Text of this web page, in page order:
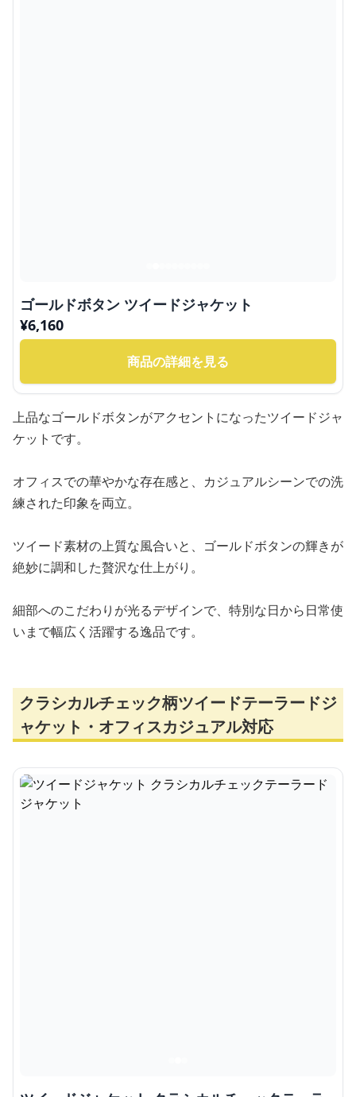
ゴールドボタン ツイードジャケット
¥6,160
商品の詳細を見る
上品なゴールドボタンがアクセントになったツイードジャ
ケットです。
オフィスでの華やかな存在感と、カジュアルシーンでの洗
練された印象を両立。
ツイード素材の上質な風合いと、ゴールドボタンの輝きが
絶妙に調和した贅沢な仕上がり。
細部へのこだわりが光るデザインで、特別な日から日常使
いまで幅広く活躍する逸品です。
クラシカルチェック柄ツイードテーラードジ
ャケット・オフィスカジュアル対応